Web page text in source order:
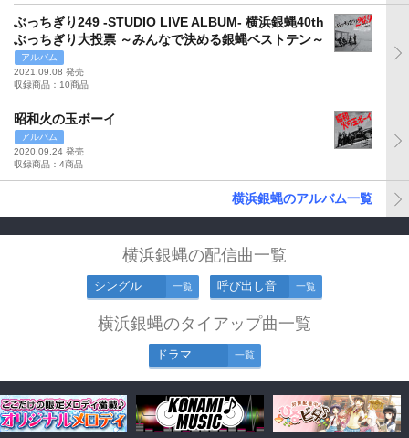
ぶっちぎり249 -STUDIO LIVE ALBUM- 横浜銀蝿40th
ぶっちぎり大投票 ～みんなで決める銀蝿ベストテン～
アルバム
2021.09.08 発売
収録商品：10商品
昭和火の玉ボーイ
アルバム
2020.09.24 発売
収録商品：4商品
横浜銀蝿のアルバム一覧
横浜銀蝿の配信曲一覧
シングル 一覧 呼び出し音 一覧
横浜銀蝿のタイアップ曲一覧
ドラマ 一覧